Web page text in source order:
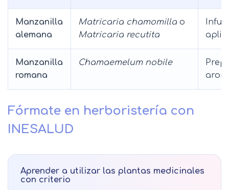
Manzanilla
alemana
Matricaria chamomilla o
Matricaria recutita
Manzanilla
romana
Chamaemelum nobile
Fórmate en herboristería con
INESALUD
Aprender a utilizar las plantas medicinales
con criterio